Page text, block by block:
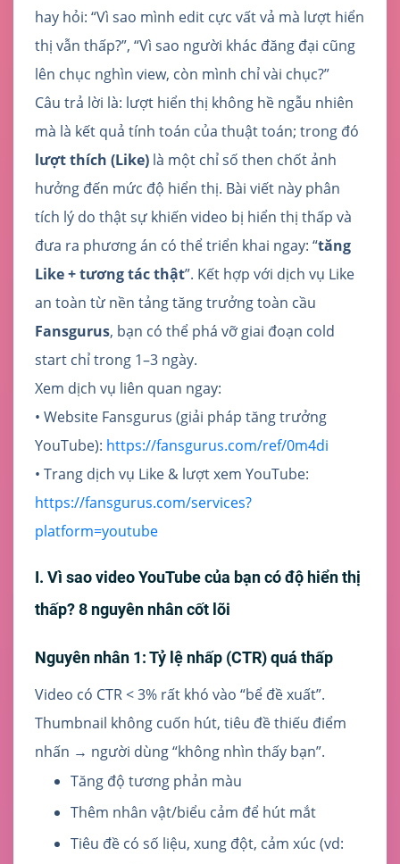
hay hỏi: “Vì sao mình edit cực vất vả mà lượt hiển
thị vẫn thấp?”, “Vì sao người khác đăng đại cũng
lên chục nghìn view, còn mình chỉ vài chục?”
Câu trả lời là: lượt hiển thị không hề ngẫu nhiên
mà là kết quả tính toán của thuật toán; trong đó
lượt thích (Like) là một chỉ số then chốt ảnh
hưởng đến mức độ hiển thị. Bài viết này phân
tích lý do thật sự khiến video bị hiển thị thấp và
đưa ra phương án có thể triển khai ngay: “tăng
Like + tương tác thật”. Kết hợp với dịch vụ Like
an toàn từ nền tảng tăng trưởng toàn cầu
Fansgurus, bạn có thể phá vỡ giai đoạn cold
start chỉ trong 1–3 ngày.
Xem dịch vụ liên quan ngay:
• Website Fansgurus (giải pháp tăng trưởng
YouTube): https://fansgurus.com/ref/0m4di
• Trang dịch vụ Like & lượt xem YouTube:
https://fansgurus.com/services?
platform=youtube
I. Vì sao video YouTube của bạn có độ hiển thị
thấp? 8 nguyên nhân cốt lõi
Nguyên nhân 1: Tỷ lệ nhấp (CTR) quá thấp
Video có CTR < 3% rất khó vào “bể đề xuất”.
Thumbnail không cuốn hút, tiêu đề thiếu điểm
nhấn → người dùng “không nhìn thấy bạn”.
Tăng độ tương phản màu
Thêm nhân vật/biểu cảm để hút mắt
Tiêu đề có số liệu, xung đột, cảm xúc (vd: